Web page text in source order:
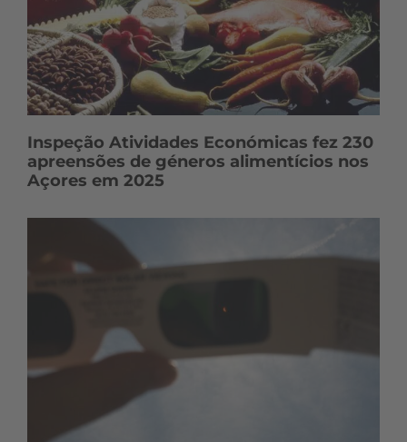
Inspeção Atividades Económicas fez 230
apreensões de géneros alimentícios nos
Açores em 2025